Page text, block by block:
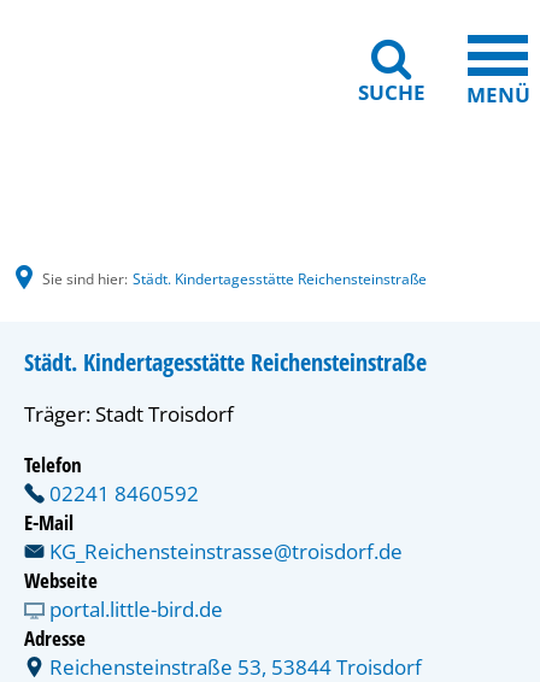
SUCHE MENÜ
Sie sind hier: Städt. Kindertagesstätte Reichensteinstraße
Städt. Kindertagesstätte Reichensteinstraße
Träger: Stadt Troisdorf
Telefon
02241 8460592
E-Mail
KG_Reichensteinstrasse@troisdorf.de
Webseite
portal.little-bird.de
Adresse
Reichensteinstraße 53, 53844 Troisdorf